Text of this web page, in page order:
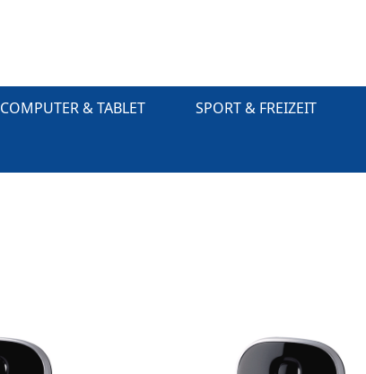
COMPUTER & TABLET SPORT & FREIZEIT